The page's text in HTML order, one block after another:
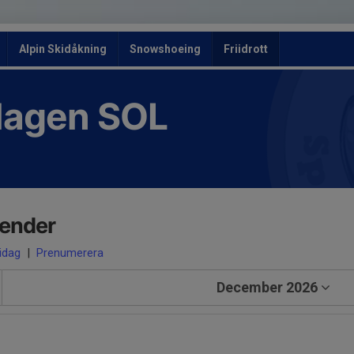
Alpin Skidåkning Snowshoeing Friidrott
SOL
| Prenumerera
December 2026